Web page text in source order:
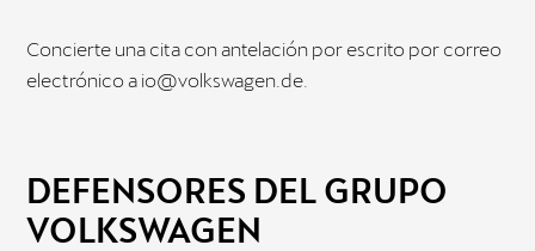
Concierte una cita con antelación por escrito por correo
electrónico a io@volkswagen.de.
DEFENSORES DEL GRUPO
VOLKSWAGEN